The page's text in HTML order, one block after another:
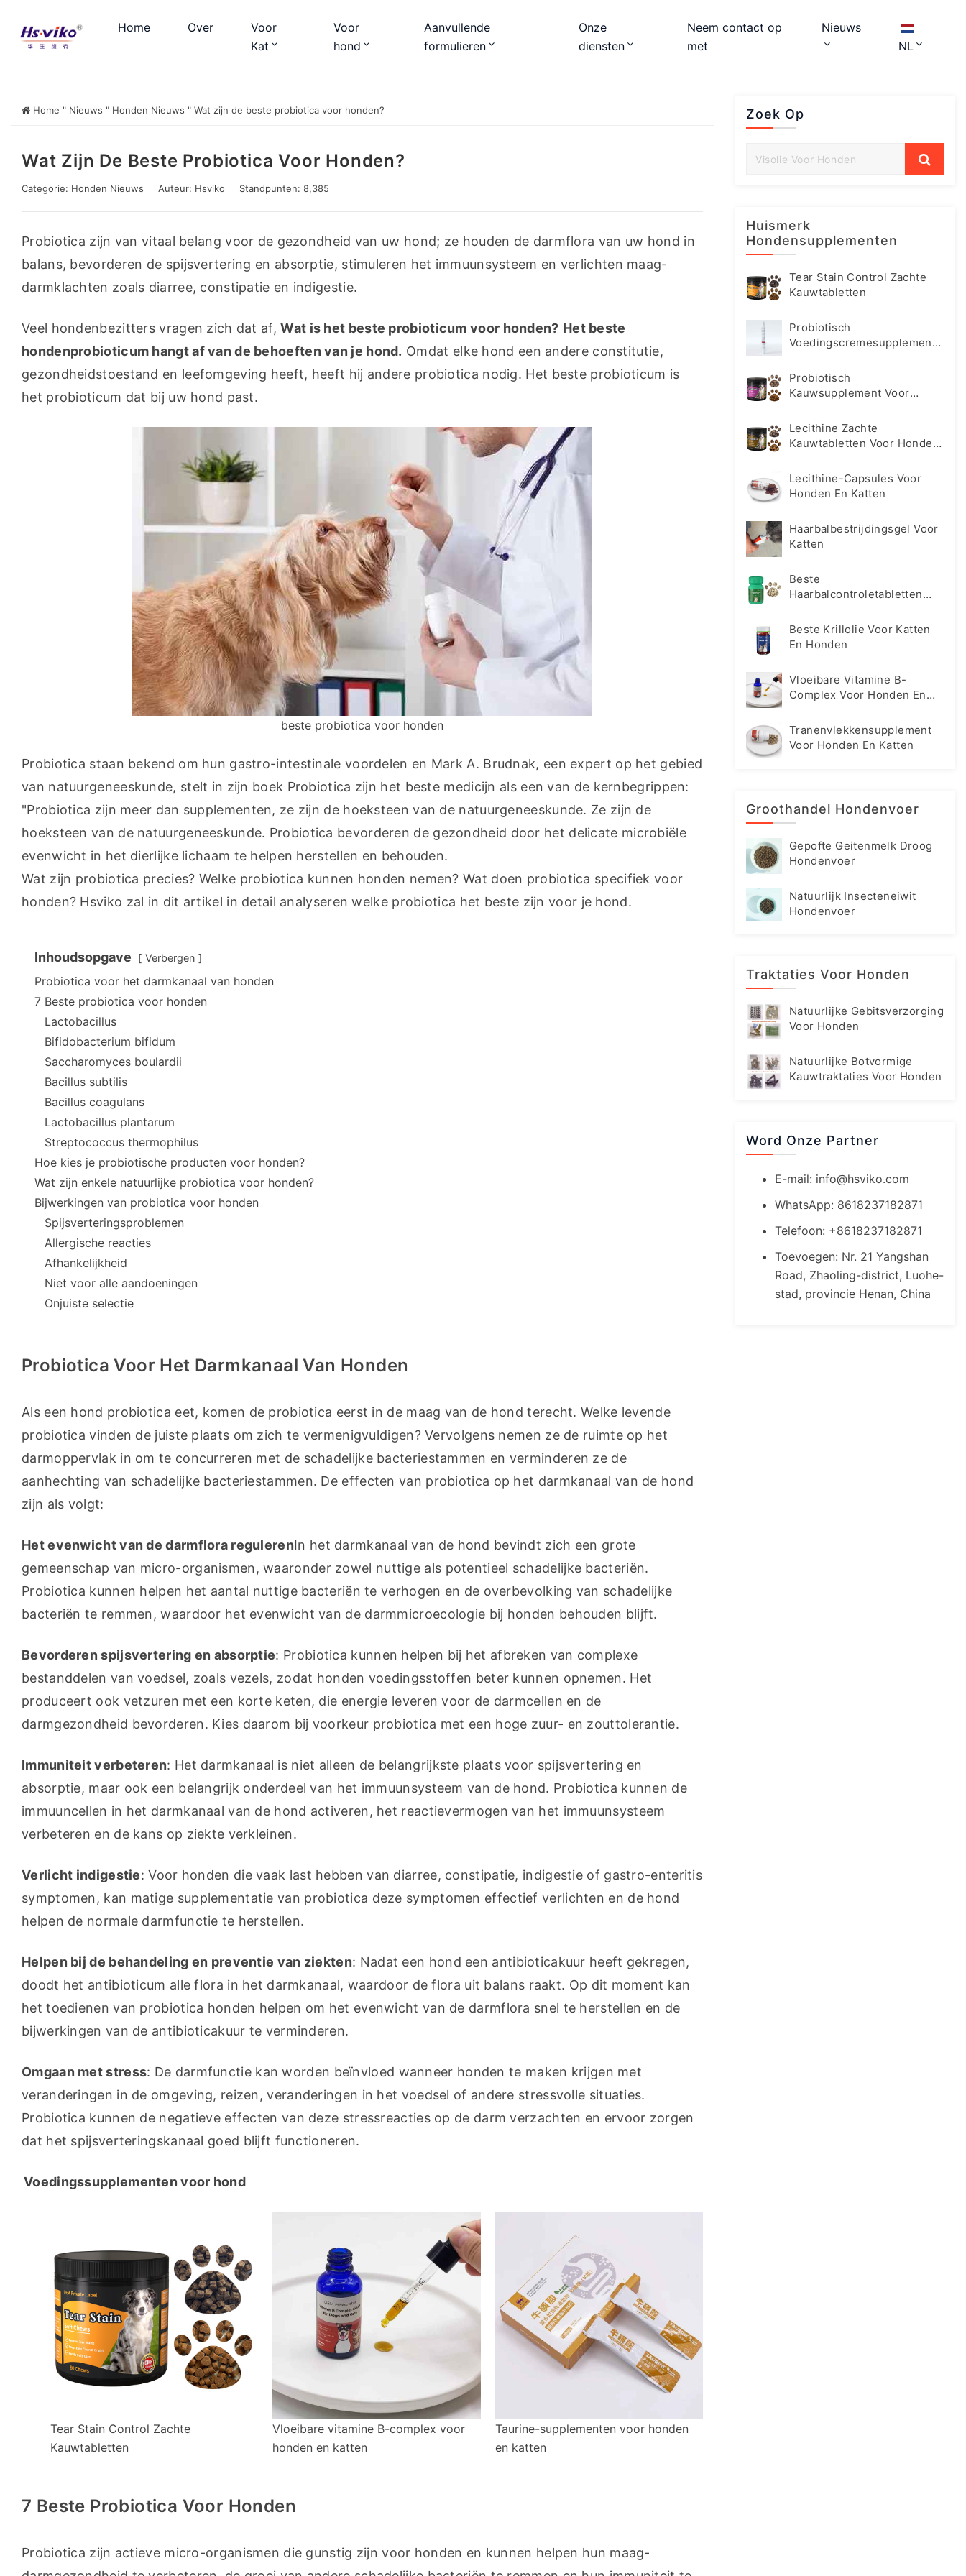
Home Over
Voor
Kat
Voor
hond
Aanvullende
formulieren
Onze
diensten
Neem contact op
met
Nieuws
NL
Home " Nieuws " Honden Nieuws " Wat zijn de beste probiotica voor honden?
Wat Zijn De Beste Probiotica Voor Honden?
Categorie: Honden Nieuws Auteur: Hsviko Standpunten: 8,385
Probiotica zijn van vitaal belang voor de gezondheid van uw hond; ze houden de darmflora van uw hond in
balans, bevorderen de spijsvertering en absorptie, stimuleren het immuunsysteem en verlichten maag-
darmklachten zoals diarree, constipatie en indigestie.
Veel hondenbezitters vragen zich dat af, Wat is het beste probioticum voor honden? Het beste
hondenprobioticum hangt af van de behoeften van je hond. Omdat elke hond een andere constitutie,
gezondheidstoestand en leefomgeving heeft, heeft hij andere probiotica nodig. Het beste probioticum is
het probioticum dat bij uw hond past.
beste probiotica voor honden
Probiotica staan bekend om hun gastro-intestinale voordelen en Mark A. Brudnak, een expert op het gebied
van natuurgeneeskunde, stelt in zijn boek Probiotica zijn het beste medicijn als een van de kernbegrippen:
"Probiotica zijn meer dan supplementen, ze zijn de hoeksteen van de natuurgeneeskunde. Ze zijn de
hoeksteen van de natuurgeneeskunde. Probiotica bevorderen de gezondheid door het delicate microbiële
evenwicht in het dierlijke lichaam te helpen herstellen en behouden.
Wat zijn probiotica precies? Welke probiotica kunnen honden nemen? Wat doen probiotica specifiek voor
honden? Hsviko zal in dit artikel in detail analyseren welke probiotica het beste zijn voor je hond.
Inhoudsopgave Verbergen
Probiotica voor het darmkanaal van honden
7 Beste probiotica voor honden
Lactobacillus
Bifidobacterium bifidum
Saccharomyces boulardii
Bacillus subtilis
Bacillus coagulans
Lactobacillus plantarum
Streptococcus thermophilus
Hoe kies je probiotische producten voor honden?
Wat zijn enkele natuurlijke probiotica voor honden?
Bijwerkingen van probiotica voor honden
Spijsverteringsproblemen
Allergische reacties
Afhankelijkheid
Niet voor alle aandoeningen
Onjuiste selectie
Probiotica Voor Het Darmkanaal Van Honden
Als een hond probiotica eet, komen de probiotica eerst in de maag van de hond terecht. Welke levende
probiotica vinden de juiste plaats om zich te vermenigvuldigen? Vervolgens nemen ze de ruimte op het
darmoppervlak in om te concurreren met de schadelijke bacteriestammen en verminderen ze de
aanhechting van schadelijke bacteriestammen. De effecten van probiotica op het darmkanaal van de hond
zijn als volgt:
Het evenwicht van de darmflora regulerenIn het darmkanaal van de hond bevindt zich een grote
gemeenschap van micro-organismen, waaronder zowel nuttige als potentieel schadelijke bacteriën.
Probiotica kunnen helpen het aantal nuttige bacteriën te verhogen en de overbevolking van schadelijke
bacteriën te remmen, waardoor het evenwicht van de darmmicroecologie bij honden behouden blijft.
Bevorderen spijsvertering en absorptie: Probiotica kunnen helpen bij het afbreken van complexe
bestanddelen van voedsel, zoals vezels, zodat honden voedingsstoffen beter kunnen opnemen. Het
produceert ook vetzuren met een korte keten, die energie leveren voor de darmcellen en de
darmgezondheid bevorderen. Kies daarom bij voorkeur probiotica met een hoge zuur- en zouttolerantie.
Immuniteit verbeteren: Het darmkanaal is niet alleen de belangrijkste plaats voor spijsvertering en
absorptie, maar ook een belangrijk onderdeel van het immuunsysteem van de hond. Probiotica kunnen de
immuuncellen in het darmkanaal van de hond activeren, het reactievermogen van het immuunsysteem
verbeteren en de kans op ziekte verkleinen.
Verlicht indigestie: Voor honden die vaak last hebben van diarree, constipatie, indigestie of gastro-enteritis
symptomen, kan matige supplementatie van probiotica deze symptomen effectief verlichten en de hond
helpen de normale darmfunctie te herstellen.
Helpen bij de behandeling en preventie van ziekten: Nadat een hond een antibioticakuur heeft gekregen,
doodt het antibioticum alle flora in het darmkanaal, waardoor de flora uit balans raakt. Op dit moment kan
het toedienen van probiotica honden helpen om het evenwicht van de darmflora snel te herstellen en de
bijwerkingen van de antibioticakuur te verminderen.
Omgaan met stress: De darmfunctie kan worden beïnvloed wanneer honden te maken krijgen met
veranderingen in de omgeving, reizen, veranderingen in het voedsel of andere stressvolle situaties.
Probiotica kunnen de negatieve effecten van deze stressreacties op de darm verzachten en ervoor zorgen
dat het spijsverteringskanaal goed blijft functioneren.
Voedingssupplementen voor hond
Tear Stain Control Zachte
Kauwtabletten
Vloeibare vitamine B-complex voor
honden en katten
Taurine-supplementen voor honden
en katten
7 Beste Probiotica Voor Honden
Probiotica zijn actieve micro-organismen die gunstig zijn voor honden en kunnen helpen hun maag-
Zoek Op
Huismerk
Hondensupplementen
Tear Stain Control Zachte
Kauwtabletten
Probiotisch
Voedingscremesupplement
Probiotisch
Kauwsupplement Voor
Lecithine Zachte
Kauwtabletten Voor Honden
Lecithine-Capsules Voor
Honden En Katten
Haarbalbestrijdingsgel Voor
Katten
Beste
Haarbalcontroletabletten
Beste Krillolie Voor Katten
En Honden
Vloeibare Vitamine B-
Complex Voor Honden En
Tranenvlekkensupplement
Voor Honden En Katten
Groothandel Hondenvoer
Gepofte Geitenmelk Droog
Hondenvoer
Natuurlijk Insecteneiwit
Hondenvoer
Traktaties Voor Honden
Natuurlijke Gebitsverzorging
Voor Honden
Natuurlijke Botvormige
Kauwtraktaties Voor Honden
Word Onze Partner
E-mail: info@hsviko.com
WhatsApp: 8618237182871
Telefoon: +8618237182871
Toevoegen: Nr. 21 Yangshan
Road, Zhaoling-district, Luohe-
stad, provincie Henan, China